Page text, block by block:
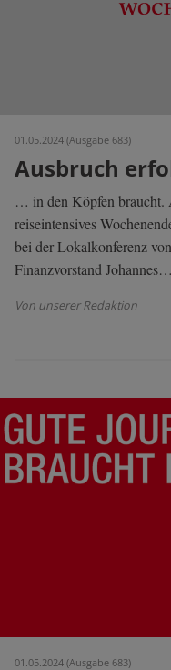
01.05.2024 (Ausgabe 683)
Ausbruch
… in den Köpfen braucht.
reiseintensives
bei der Lokalkonferenz
Finanzvorstand Johannes…
Von unserer Redaktion
01.05.2024 (Ausgabe 683)